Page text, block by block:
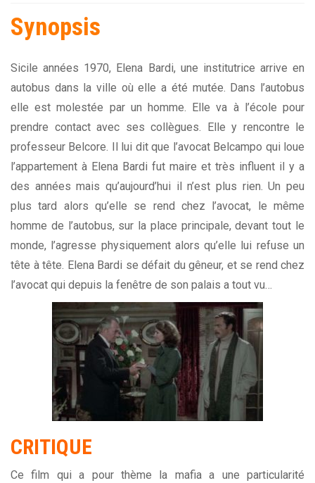
Synopsis
Sicile années 1970, Elena Bardi, une institutrice arrive en
autobus dans la ville où elle a été mutée. Dans l’autobus
elle est molestée par un homme. Elle va à l’école pour
prendre contact avec ses collègues. Elle y rencontre le
professeur Belcore. Il lui dit que l’avocat Belcampo qui loue
l’appartement à Elena Bardi fut maire et très influent il y a
des années mais qu’aujourd’hui il n’est plus rien. Un peu
plus tard alors qu’elle se rend chez l’avocat, le même
homme de l’autobus, sur la place principale, devant tout le
monde, l’agresse physiquement alors qu’elle lui refuse un
tête à tête. Elena Bardi se défait du gêneur, et se rend chez
l’avocat qui depuis la fenêtre de son palais a tout vu…
CRITIQUE
Ce film qui a pour thème la mafia a une particularité